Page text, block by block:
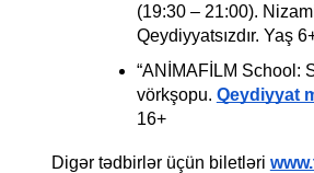
(19:30 – 21:00).
Qeydiyyatsızdır. Yaş
“ANİMAFİLM School:
vörkşopu. Qeydiyyat
16+
Digər tədbirlər üçün biletləri